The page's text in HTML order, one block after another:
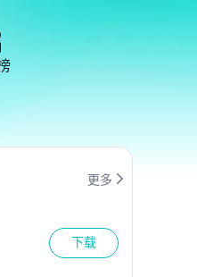
更多 
下载